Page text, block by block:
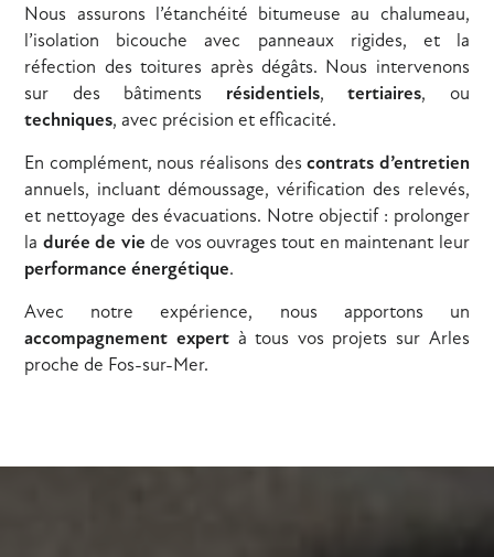
Nous assurons l’étanchéité bitumeuse au chalumeau,
l’isolation bicouche avec panneaux rigides, et la
réfection des toitures après dégâts. Nous intervenons
sur des bâtiments résidentiels,tertiaires, ou
techniques, avec précision et efficacité.
En complément, nous réalisons descontrats d’entretien
annuels, incluant démoussage, vérification des relevés,
et nettoyage des évacuations. Notre objectif : prolonger
la durée de vie de vos ouvrages tout en maintenant leur
performance énergétique.
Avec notre expérience, nous apportons un
accompagnement expert à tous vos projets sur Arles
proche de Fos-sur-Mer.